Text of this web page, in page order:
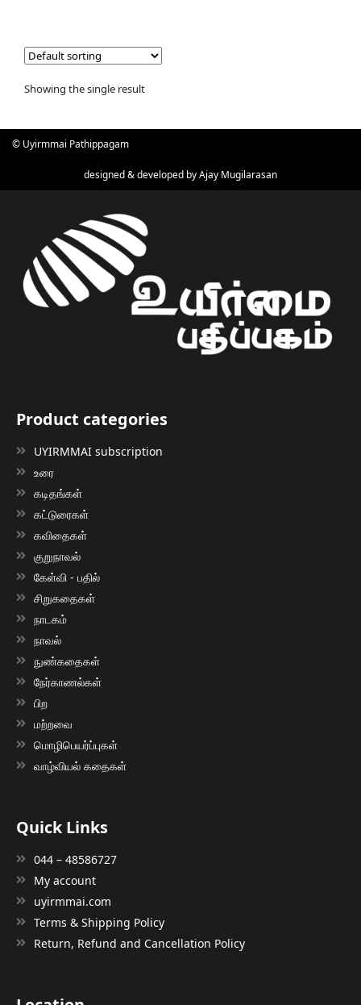
Showing the single result
© Uyirmmai Pathippagam
designed & developed byAjay Mugilarasan
Product categories
UYIRMMAI subscription
உரை
கடிதங்கள்
கட்டுரைகள்
கவிதைகள்
குறுநாவல்
கேள்வி - பதில்
சிறுகதைகள்
நாடகம்
நாவல்
நுண்கதைகள்
நேர்காணல்கள்
பிற
மற்றவை
மொழிபெயர்ப்புகள்
வாழ்வியல் கதைகள்
Quick Links
044 – 48586727
My account
uyirmmai.com
Terms & Shipping Policy
Return, Refund and Cancellation Policy